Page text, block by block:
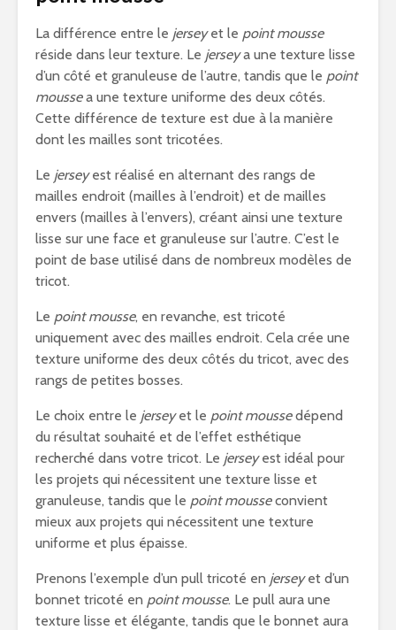
La différence entre le jerseyet le point mousse
réside dans leur texture. Le jerseya une texture lisse
d’un côté et granuleuse de l’autre, tandis que le point
moussea une texture uniforme des deux côtés.
Cette différence de texture est due à la manière
dont les mailles sont tricotées.
Le jerseyest réalisé en alternant des rangs de
mailles endroit (mailles à l’endroit) et de mailles
envers (mailles à l’envers), créant ainsi une texture
lisse sur une face et granuleuse sur l’autre. C’est le
point de base utilisé dans de nombreux modèles de
tricot.
Le point mousse, en revanche, est tricoté
uniquement avec des mailles endroit. Cela crée une
texture uniforme des deux côtés du tricot, avec des
rangs de petites bosses.
Le choix entre le jerseyet le point moussedépend
du résultat souhaité et de l’effet esthétique
recherché dans votre tricot. Le jerseyest idéal pour
les projets qui nécessitent une texture lisse et
granuleuse, tandis que le point mousseconvient
mieux aux projets qui nécessitent une texture
uniforme et plus épaisse.
Prenons l’exemple d’un pull tricoté en jerseyet d’un
bonnet tricoté en point mousse. Le pull aura une
texture lisse et élégante, tandis que le bonnet aura